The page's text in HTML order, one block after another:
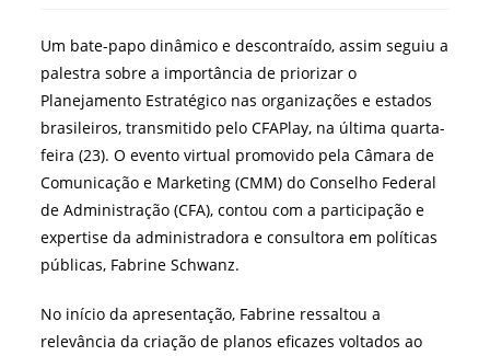
Um bate-papo dinâmico e descontraído, assim seguiu a
palestra sobre a importância de priorizar o
Planejamento Estratégico nas organizações e estados
brasileiros, transmitido pelo CFAPlay, na última quarta-
feira (23). O evento virtual promovido pela Câmara de
Comunicação e Marketing (CMM) do Conselho Federal
de Administração (CFA), contou com a participação e
expertise da administradora e consultora em políticas
públicas, Fabrine Schwanz.
No início da apresentação, Fabrine ressaltou a
relevância da criação de planos eficazes voltados ao